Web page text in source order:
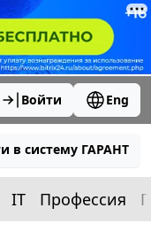
Войти Eng
в систему ГАРАНТ
IT Профессия